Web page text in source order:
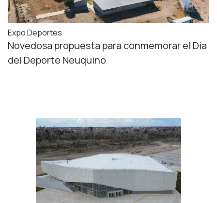
Expo Deportes
Novedosa propuesta para conmemorar el Día
del Deporte Neuquino